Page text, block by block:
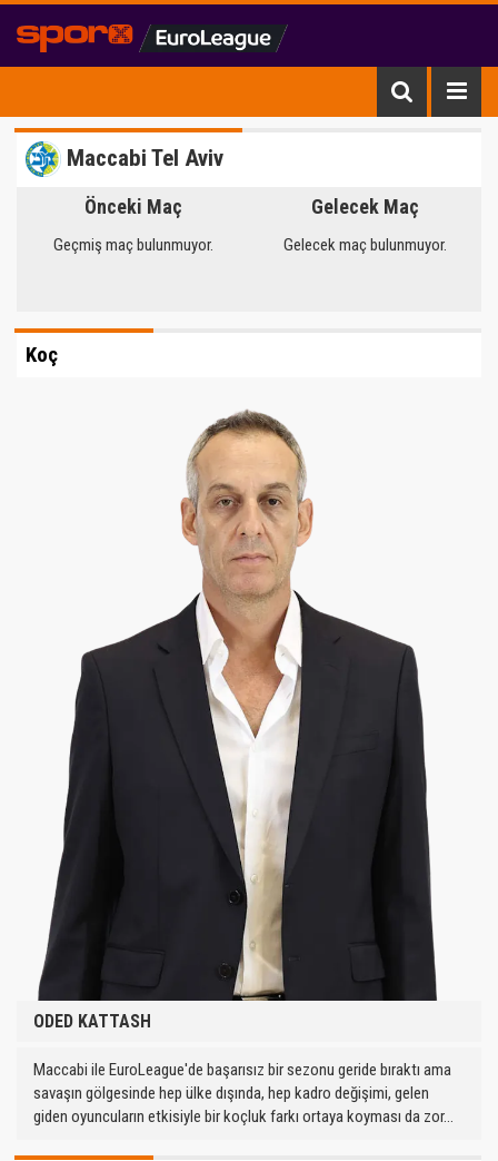
Maccabi Tel Aviv
Önceki Maç
Geçmiş maç bulunmuyor.
Gelecek Maç
Gelecek maç bulunmuyor.
Koç
ODED KATTASH
Maccabi ile EuroLeague'de başarısız bir sezonu geride bıraktı ama
savaşın gölgesinde hep ülke dışında, hep kadro değişimi, gelen
giden oyuncuların etkisiyle bir koçluk farkı ortaya koyması da zor...